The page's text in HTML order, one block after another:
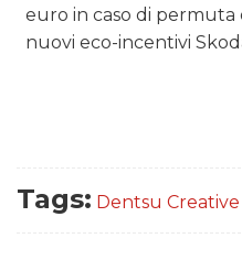
euro in caso di permuta
nuovi eco-incentivi
Tags: Dentsu